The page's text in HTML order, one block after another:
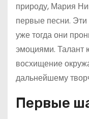
природу, Мария
первые песни.
уже тогда они
эмоциями. Талант
восхищение
дальнейшему
Первые